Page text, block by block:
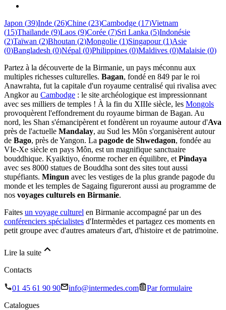
Japon (39)Inde (26)Chine (23)Cambodge (17)Vietnam
(15)Thaïlande (9)Laos (9)Corée (7)Sri Lanka (5)Indonésie
(2)Taïwan (2)Bhoutan (2)Mongolie (1)Singapour (1)Asie
(0)Bangladesh (0)Népal (0)Philippines (0)Maldives (0)Malaisie (0)
Partez à la découverte de la Birmanie, un pays méconnu aux
multiples richesses culturelles. Bagan, fondé en 849 par le roi
Anawrahta, fut la capitale d'un royaume centralisé qui rivalisa avec
Angkor au Cambodge : le site archéologique est impressionnant
avec ses milliers de temples ! À la fin du XIIIe siècle, les Mongols
provoquèrent l'effondrement du royaume birman de Bagan. Au
nord, les Shan s'émancipèrent et fondèrent un royaume autour d'Ava
près de l'actuelle Mandalay, au Sud les Môn s'organisèrent autour
de Bago, près de Yangon. La pagode de Shwedagon, fondée au
VIe-Xe siècle en pays Môn, est un magnifique sanctuaire
bouddhique. Kyaiktiyo, énorme rocher en équilibre, et Pindaya
avec ses 8000 statues de Bouddha sont des sites tout aussi
stupéfiants. Mingun avec les vestiges de la plus grande pagode du
monde et les temples de Sagaing figureront aussi au programme de
nos voyages culturels en Birmanie.
Faites un voyage culturel en Birmanie accompagné par un des
conférenciers spécialistes d'Intermèdes et partagez ces moments en
petit groupe avec d'autres amateurs d'art, d'histoire et de patrimoine.
Lire la suite
Contacts
01 45 61 90 90 info@intermedes.com
Par formulaire
Catalogues